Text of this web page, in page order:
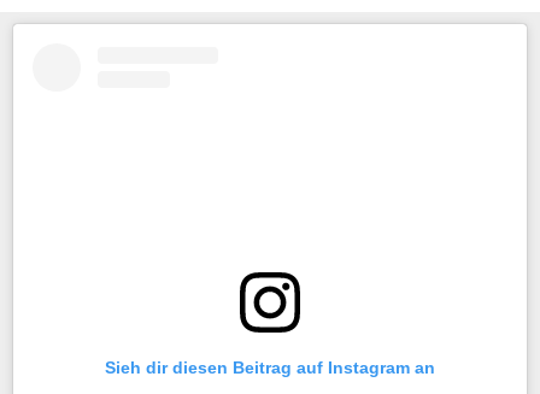
Sieh dir diesen Beitrag auf Instagram an